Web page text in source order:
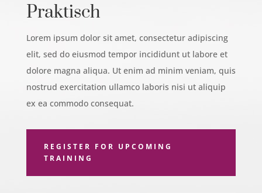
Praktisch
Lorem ipsum dolor sit amet, consectetur adipiscing
elit, sed do eiusmod tempor incididunt ut labore et
dolore magna aliqua. Ut enim ad minim veniam, quis
nostrud exercitation ullamco laboris nisi ut aliquip
ex ea commodo consequat.
REGISTER FOR UPCOMING
TRAINING